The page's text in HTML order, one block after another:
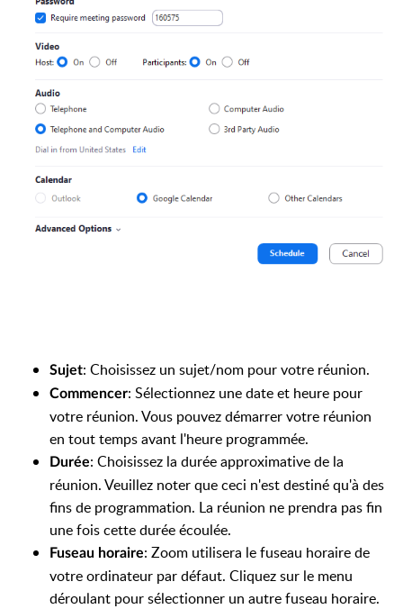
Sujet: Choisissez un sujet/nom pour votre réunion.
Commencer: Sélectionnez une date et heure pour
votre réunion. Vous pouvez démarrer votre réunion
en tout temps avant l'heure programmée.
Durée: Choisissez la durée approximative de la
réunion. Veuillez noter que ceci n'est destiné qu'à des
fins de programmation. La réunion ne prendra pas fin
une fois cette durée écoulée.
Fuseau horaire: Zoom utilisera le fuseau horaire de
votre ordinateur par défaut. Cliquez sur le menu
déroulant pour sélectionner un autre fuseau horaire.